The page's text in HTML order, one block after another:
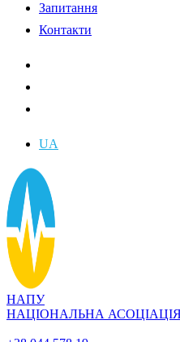
Запитання
Контакти
UA
НАПУ
НАЦІОНАЛЬНА